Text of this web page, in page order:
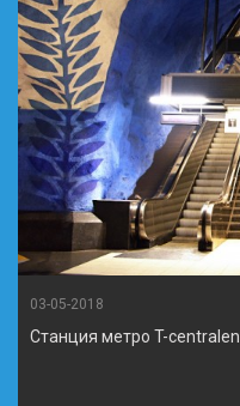
03-05-2018
Станция метро T-centralen